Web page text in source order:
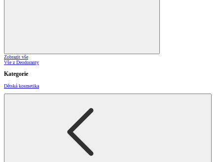
Zobrazit vše
Vše z Deodoranty
Kategorie
Dětská kosmetika